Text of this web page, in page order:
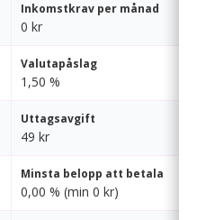
Inkomstkrav per månad
0 kr
Valutapåslag
1,50 %
Uttagsavgift
49 kr
Minsta belopp att betala
0,00 % (min 0 kr)